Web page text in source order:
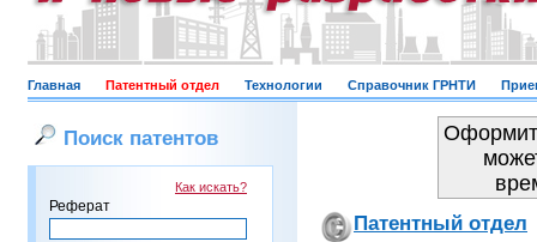
Главная Патентный отдел Технологии Справочник ГРНТИ
Поиск патентов
Как искать?
Реферат
Патентный отдел